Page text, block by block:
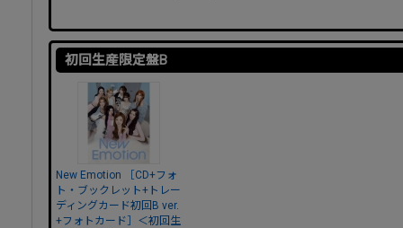
初回生産限定盤B
New Emotion ［CD+フォ
ト・ブックレット+トレー
ディングカード初回B ver.
+フォトカード］＜初回生